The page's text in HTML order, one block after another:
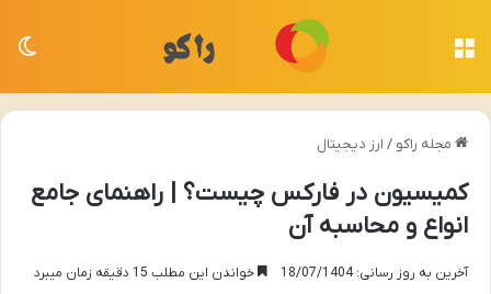
مجله راکو / ارز دیجیتال
کمیسیون در فارکس چیست؟ | راهنمای جامع
انواع و محاسبه آن
آخرین به روز رسانی: 18/07/1404 خواندن این مطلب 15 دقیقه زمان میبرد